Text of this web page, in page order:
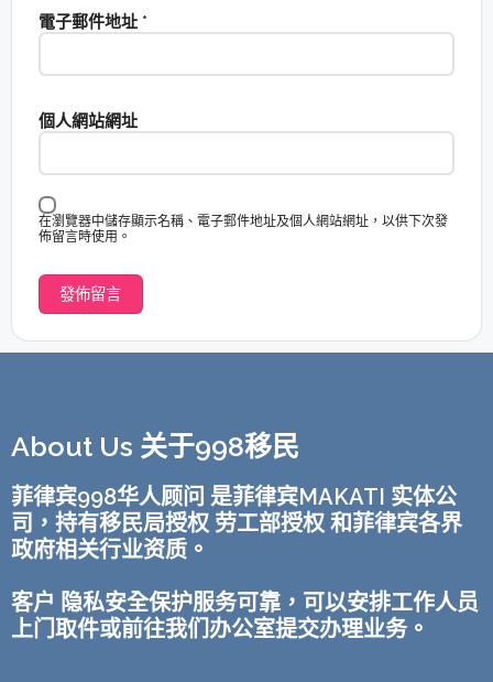
電子郵件地址 *
個人網站網址
在瀏覽器中儲存顯示名稱、電子郵件地址及個人網站網址，以供下次發
佈留言時使用。
About Us 关于998移民
菲律宾998华人顾问 是菲律宾MAKATI 实体公
司，持有移民局授权 劳工部授权 和菲律宾各界
政府相关行业资质。
客户 隐私安全保护服务可靠，可以安排工作人员
上门取件或前往我们办公室提交办理业务。